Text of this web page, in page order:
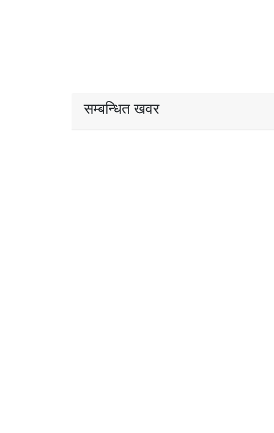
सम्बन्धित खवर